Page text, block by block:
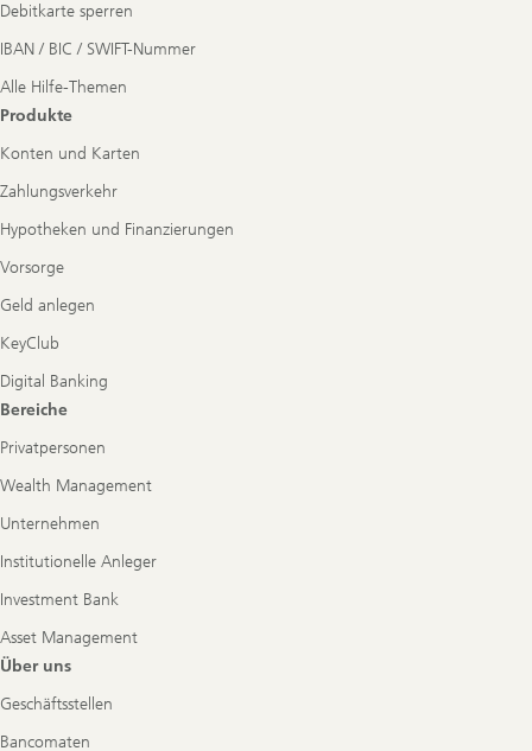
Debitkarte sperren
IBAN / BIC / SWIFT-Nummer
Alle Hilfe-Themen
Produkte
Konten und Karten
Zahlungsverkehr
Hypotheken und Finanzierungen
Vorsorge
Geld anlegen
KeyClub
Digital Banking
Bereiche
Privatpersonen
Wealth Management
Unternehmen
Institutionelle Anleger
Investment Bank
Asset Management
Über uns
Geschäftsstellen
Bancomaten